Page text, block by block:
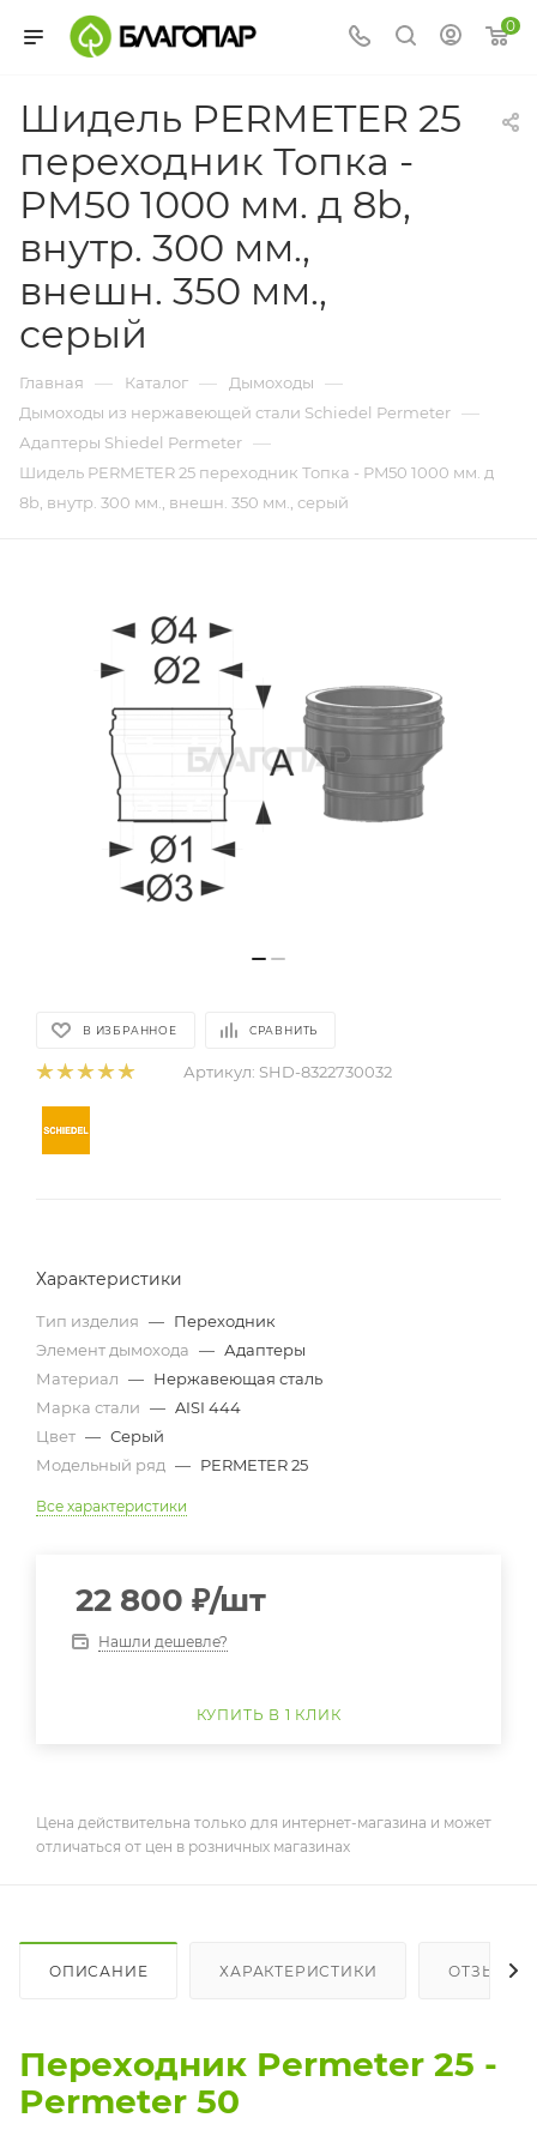
0
Шидель PERMETER 25
переходник Топка -
PM50 1000 мм. д 8b,
внутр. 300 мм.,
внешн. 350 мм.,
серый
Главная — Каталог — Дымоходы —
Дымоходы из нержавеющей стали Schiedel Permeter —
Адаптеры Shiedel Permeter —
Шидель PERMETER 25 переходник Топка - PM50 1000 мм. д
8b, внутр. 300 мм., внешн. 350 мм., серый
В ИЗБРАННОЕ СРАВНИТЬ
Артикул: SHD-8322730032
Характеристики
Тип изделия — Переходник
Элемент дымохода — Адаптеры
Материал — Нержавеющая сталь
Марка стали — AISI 444
Цвет — Серый
Модельный ряд — PERMETER 25
Все характеристики
22 800 ₽/шт
Нашли дешевле?
КУПИТЬ В 1 КЛИК
Цена действительна только для интернет-магазина и может
отличаться от цен в розничных магазинах
ОПИСАНИЕ ХАРАКТЕРИСТИКИ ОТЗЫВЫ
Переходник Permeter 25 -
Permeter 50